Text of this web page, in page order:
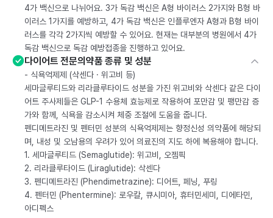
4가 백신으로 나뉘어요. 3가 독감 백신은 A형 바이러스 2가지와 B형 바
이러스 1가지를 예방하고, 4가 독감 백신은 인플루엔자 A형과 B형 바이
러스를 각각 2가지씩 예방할 수 있어요. 현재는 대부분의 병원에서 4가
독감 백신으로 독감 예방접종을 진행하고 있어요.
다이어트 전문의약품 종류 및 성분
- 식욕억제제 (삭센다 · 위고비 등)
세마글루티드와 리라클루타이드 성분을 가진 위고비와 삭센다 같은 다이
어트 주사제들은 GLP-1 수용체 효능제로 작용하여 포만감 및 팽만감 증
가와 함께, 식욕을 감소시켜 체중 조절에 도움을 줍니다.
펜디메트라진 및 펜터민 성분의 식욕억제제는 향정신성 의약품에 해당되
며, 내성 및 오남용의 우려가 있어 의료진의 지도 하에 복용해야 합니다.
1. 세마글루티드 (Semaglutide): 위고비, 오젬픽
2. 리라클루타이드 (Liraglutide): 삭센다
3. 펜디메트라진 (Phendimetrazine): 디어트, 페닝, 푸링
4. 펜터민 (Phentermine): 로우칼, 큐시미아, 휴터민세미, 디에타민,
아디펙스